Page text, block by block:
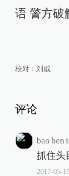
语 警方破
校对： 刘威
评论
bao ben
抓住头
2017-05-